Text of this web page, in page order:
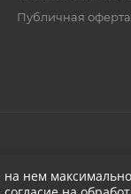
Публичная оферта
нем